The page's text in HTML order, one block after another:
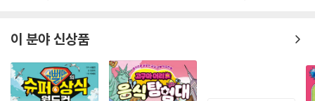
이 분야 신상품